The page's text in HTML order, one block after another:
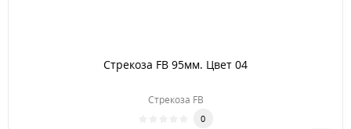
Стрекоза FB 95мм. Цвет 04
Стрекоза FB
0